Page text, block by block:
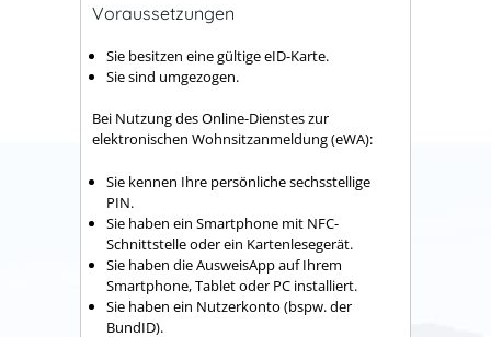
Voraussetzungen
Sie besitzen eine gültige eID-Karte.
Sie sind umgezogen.
Bei Nutzung des Online-Dienstes zur
elektronischen Wohnsitzanmeldung (eWA):
Sie kennen Ihre persönliche sechsstellige
PIN.
Sie haben ein Smartphone mit NFC-
Schnittstelle oder ein Kartenlesegerät.
Sie haben die AusweisApp auf Ihrem
Smartphone, Tablet oder PC installiert.
Sie haben ein Nutzerkonto (bspw. der
BundID).